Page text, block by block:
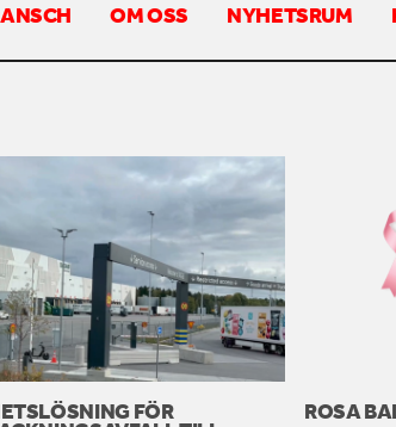
OM OSS NYHETSRUM
FÖR ROSA